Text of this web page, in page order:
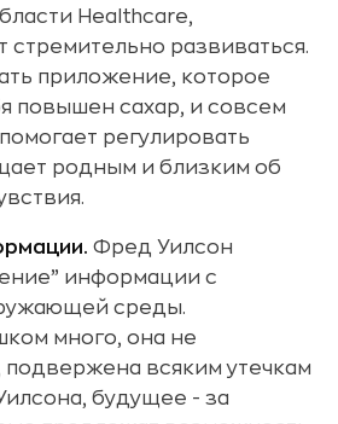
Healthcare,
стремительно развиваться.
приложение, которое
повышен сахар, и совсем
регулировать
родным и близким об
Фред Уилсон
информации с
среды.
много, она не
подвержена всяким утечкам
будущее - за